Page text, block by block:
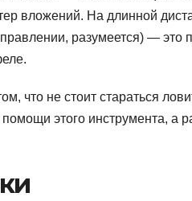
вложений. На длинной
разумеется) — это
что не стоит стараться
этого инструмента, а